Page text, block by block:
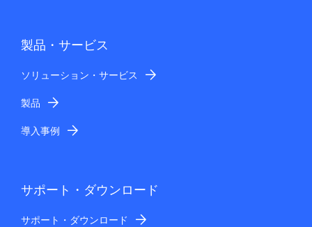
製品・サービス
ソリューション・サービス
製品
導入事例
サポート・ダウンロード
サポート・ダウンロード